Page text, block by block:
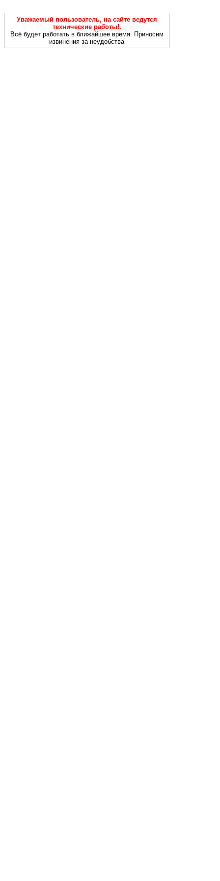
Уважаемый пользователь, на сайте ведутся
технические работы!.
Всё будет работать в ближайшее время. Приносим
извинения за неудобства